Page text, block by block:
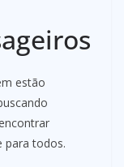
estão
para todos.